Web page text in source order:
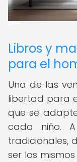
Libros y
para el
Una de las
libertad para
que se
cada niño.
tradicionales,
ser los